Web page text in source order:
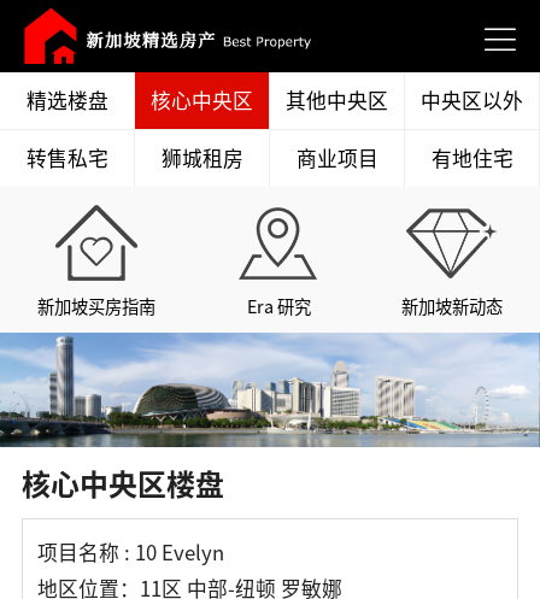
精选楼盘 核心中央区 其他中央区
中央区以外
转售私宅
狮城租房 商业项目 有地住宅
新加坡买房指南 Era 研究 新加坡新动态
核心中央区楼盘
项目名称 : 10 Evelyn
地区位置：11区 中部-纽顿 罗敏娜